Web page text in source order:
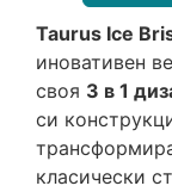
Taurus Ice
иновативен
своя 3 в 1
си
класически